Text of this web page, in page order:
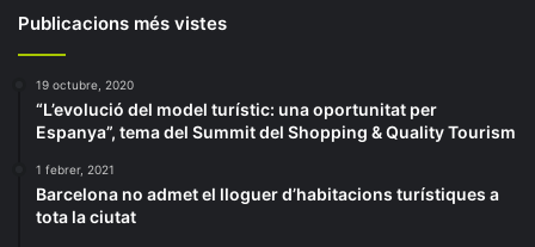
Publicacions més vistes
19 octubre, 2020
“L’evolució del model turístic: una oportunitat per
Espanya”, tema del Summit del Shopping & Quality Tourism
1 febrer, 2021
Barcelona no admet el lloguer d’habitacions turístiques a
tota la ciutat